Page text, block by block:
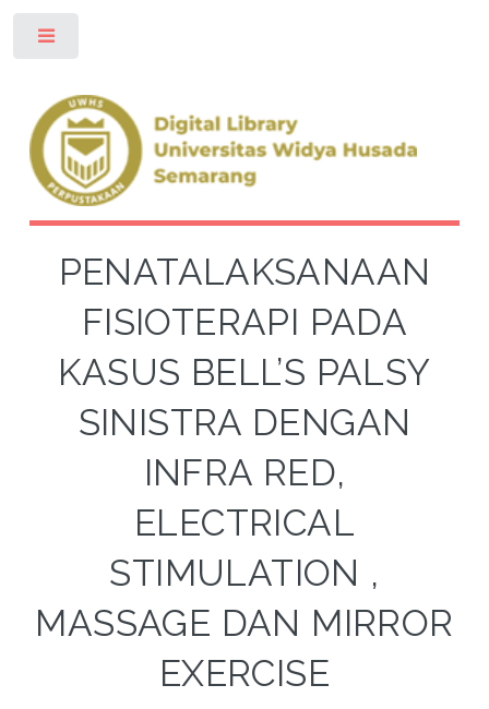
PENATALAKSANAAN
FISIOTERAPI PADA
KASUS BELL’S PALSY
SINISTRA DENGAN
INFRA RED,
ELECTRICAL
STIMULATION ,
MASSAGE DAN MIRROR
EXERCISE